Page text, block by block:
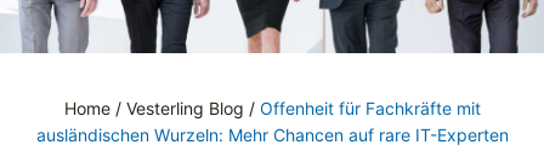
Home/ Vesterling Blog / Offenheit für Fachkräfte mit
ausländischen Wurzeln: Mehr Chancen auf rare IT-Experten